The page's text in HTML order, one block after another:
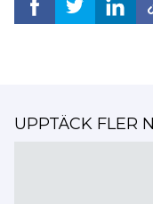
UPPTÄCK FLER